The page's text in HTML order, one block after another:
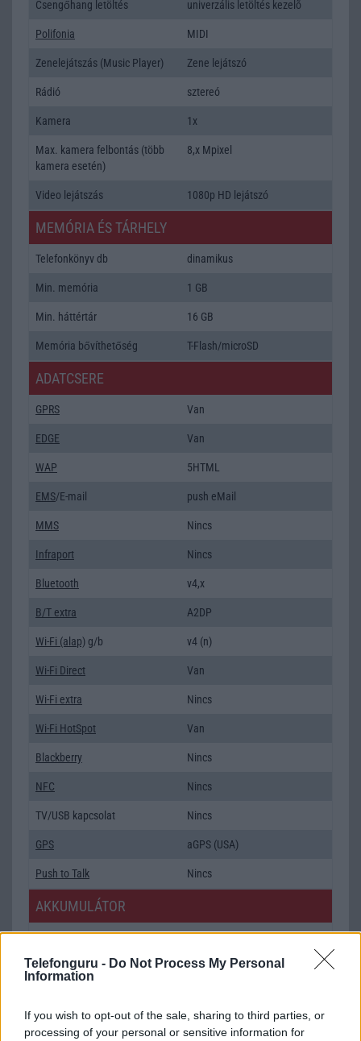
Telefonguru - Do Not Process My Personal
Information
If you wish to opt-out of the sale, sharing to third parties, or
processing of your personal or sensitive information for
Csengőhang letöltés univerzális letöltés kezelõ
Polifonia MIDI
Zenelejátszás (Music Player) Zene lejátszó
Rádió sztereó
Kamera 1x
Max. kamera felbontás (több
kamera esetén)
8,x Mpixel
Video lejátszás 1080p HD lejátszó
MEMÓRIA ÉS TÁRHELY
Telefonkönyv db dinamikus
Min. memória 1 GB
Min. háttértár 16 GB
Memória bővíthetőség T-Flash/microSD
ADATCSERE
GPRS Van
EDGE Van
WAP 5HTML
EMS/E-mail push eMail
MMS Nincs
Infraport Nincs
Bluetooth v4,x
B/T extra A2DP
Wi-Fi (alap) g/b v4 (n)
Wi-Fi Direct Van
Wi-Fi extra Nincs
Wi-Fi HotSpot Van
Blackberry Nincs
NFC Nincs
TV/USB kapcsolat Nincs
GPS aGPS (USA)
Push to Talk Nincs
AKKUMULÁTOR
Típus Li-Ion
Készenléti idő h /
Cserélhetőség
Az akkumulátor nem vehetõ ki!
Beszélgetési idő h /
Gyorstöltés
Nincs publikus adat!